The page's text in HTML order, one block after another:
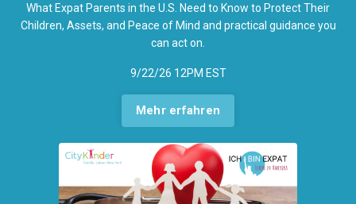
What Expat Parents in the U.S. Need to Know to Protect Their
Children, Assets, and Peace of Mind and practical guidance you
can act on.
9/22/26 12PM EST
Mehr erfahren